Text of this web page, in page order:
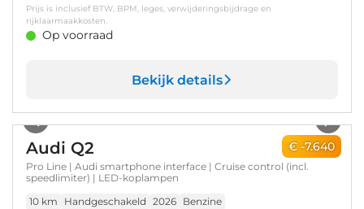
Prijs is inclusief BTW, BPM, leges, verwijderingsbijdrage en
rijklaarmaakkosten.
Op voorraad
Bekijk details
€ -7.640
Audi Q2
Pro Line | Audi smartphone interface | Cruise control (incl.
speedlimiter) | LED-koplampen
10 km
Handgeschakeld 2026 Benzine